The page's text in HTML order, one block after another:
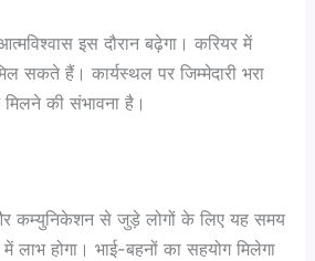
इस दौरान बढ़ेगा। करियर में
सकते हैं। कार्यस्थल पर जिम्मेदारी भरा
मिलने की संभावना है।
और कम्युनिकेशन से जुड़े लोगों के लिए यह समय
लाभ होगा। भाई-बहनों का सहयोग मिलेगा